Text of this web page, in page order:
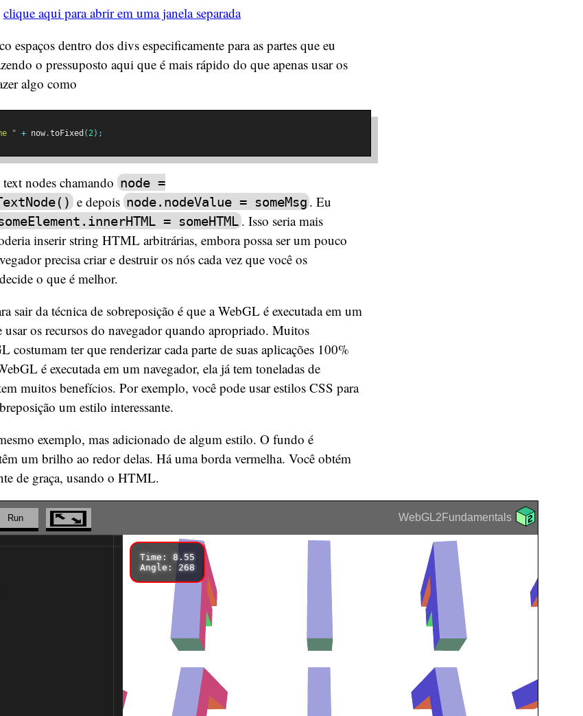
clique aqui para abrir em uma janela separada
espaços dentro dos divs especificamente para as partes que eu
o pressuposto aqui que é mais rápido do que apenas usar os
algo como
" + now.toFixed ( 2 );
nodes chamando node =
e depois node.nodeValue = someMsg . Eu
= someHTML. Isso seria mais
inserir string HTML arbitrárias, embora possa ser um pouco
precisa criar e destruir os nós cada vez que você os
o que é melhor.
sair da técnica de sobreposição é que a WebGL é executada em um
usar os recursos do navegador quando apropriado. Muitos
costumam ter que renderizar cada parte de suas aplicações 100%
é executada em um navegador, ela já tem toneladas de
muitos benefícios. Por exemplo, você pode usar estilos CSS para
um estilo interessante.
exemplo, mas adicionado de algum estilo. O fundo é
um brilho ao redor delas. Há uma borda vermelha. Você obtém
de graça, usando o HTML.